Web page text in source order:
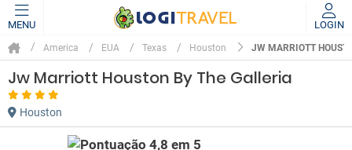
MENU LOGIN
America EUA Texas Houston JW MARRIOTT
Jw Marriott Houston By The Galleria
Houston